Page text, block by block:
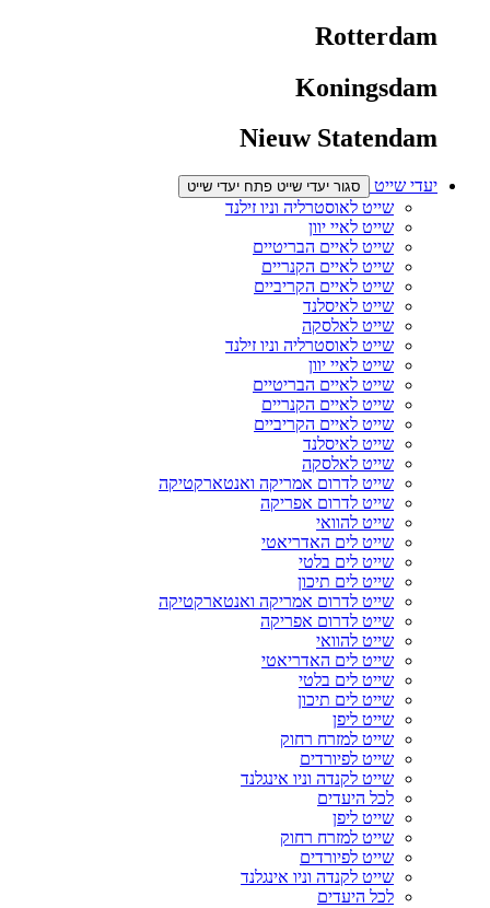
Rotterdam
Koningsdam
Nieuw Statendam
יעדי שייט סגור יעדי שייט פתח יעדי שייט
שייט לאוסטרליה וניו זילנד
שייט לאיי יוון
שייט לאיים הבריטיים
שייט לאיים הקנריים
שייט לאיים הקריביים
שייט לאיסלנד
שייט לאלסקה
שייט לאוסטרליה וניו זילנד
שייט לאיי יוון
שייט לאיים הבריטיים
שייט לאיים הקנריים
שייט לאיים הקריביים
שייט לאיסלנד
שייט לאלסקה
שייט לדרום אמריקה ואנטארקטיקה
שייט לדרום אפריקה
שייט להוואי
שייט לים האדריאטי
שייט לים בלטי
שייט לים תיכון
שייט לדרום אמריקה ואנטארקטיקה
שייט לדרום אפריקה
שייט להוואי
שייט לים האדריאטי
שייט לים בלטי
שייט לים תיכון
שייט ליפן
שייט למזרח רחוק
שייט לפיורדים
שייט לקנדה וניו אינגלנד
לכל היעדים
שייט ליפן
שייט למזרח רחוק
שייט לפיורדים
שייט לקנדה וניו אינגלנד
לכל היעדים